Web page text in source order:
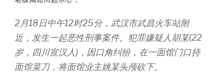
2月18日中午12时25分，武汉市武昌火车站附
近，发生一起恶性刑事案件。犯罪嫌疑人胡某(22
岁，四川宣汉人)，因口角纠纷，在一面馆门口持
面馆菜刀，将面馆业主姚某头颅砍下。